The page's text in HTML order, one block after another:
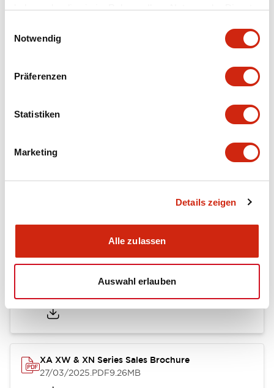
haben oder die sie im Rahmen Ihrer Nutzung der Dienste
Notwendig
Präferenzen
Statistiken
Marketing
Details zeigen
Alle zulassen
Auswahl erlauben
Mechanical Specifications
Mounting and Installation Specifications
XA XW & XN Series Sales Brochure
27/03/2025.PDF9.26MB